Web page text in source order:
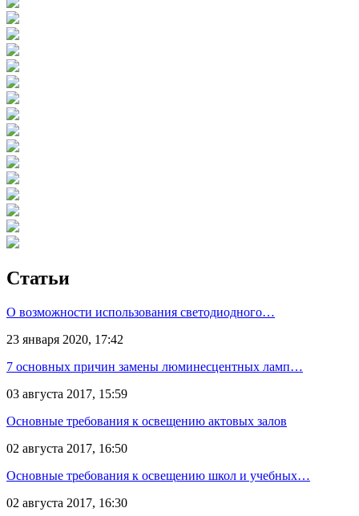
Статьи
О возможности использования светодиодного…
23 января 2020, 17:42
7 основных причин замены люминесцентных ламп…
03 августа 2017, 15:59
Основные требования к освещению актовых залов
02 августа 2017, 16:50
Основные требования к освещению школ и учебных…
02 августа 2017, 16:30